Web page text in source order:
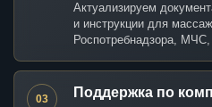
Актуализируем
и инструкции для
Роспотребнадзора,
03 Поддержка по